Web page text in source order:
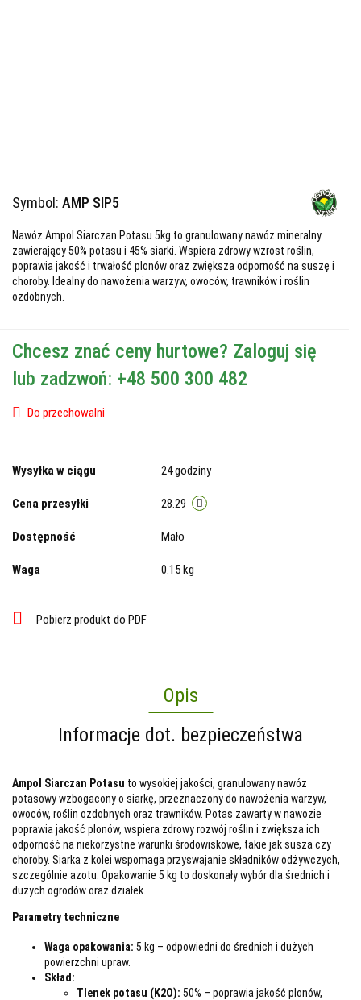
Symbol: AMP SIP5
Nawóz Ampol Siarczan Potasu 5kg to granulowany nawóz mineralny
zawierający 50% potasu i 45% siarki. Wspiera zdrowy wzrost roślin,
poprawia jakość i trwałość plonów oraz zwiększa odporność na suszę i
choroby. Idealny do nawożenia warzyw, owoców, trawników i roślin
ozdobnych.
Chcesz znać ceny hurtowe? Zaloguj się
lub zadzwoń: +48 500 300 482
Do przechowalni
Wysyłka w ciągu 24 godziny
Cena przesyłki 28.29
Dostępność Mało
Waga 0.15 kg
Pobierz produkt do PDF
Opis
Informacje dot. bezpieczeństwa
Ampol Siarczan Potasu to wysokiej jakości, granulowany nawóz
potasowy wzbogacony o siarkę, przeznaczony do nawożenia warzyw,
owoców, roślin ozdobnych oraz trawników. Potas zawarty w nawozie
poprawia jakość plonów, wspiera zdrowy rozwój roślin i zwiększa ich
odporność na niekorzystne warunki środowiskowe, takie jak susza czy
choroby. Siarka z kolei wspomaga przyswajanie składników odżywczych,
szczególnie azotu. Opakowanie 5 kg to doskonały wybór dla średnich i
dużych ogrodów oraz działek.
Parametry techniczne
Waga opakowania: 5 kg – odpowiedni do średnich i dużych
powierzchni upraw.
Skład:
Tlenek potasu (K2O): 50% – poprawia jakość plonów,